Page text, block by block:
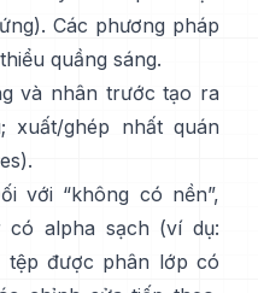
Các phương pháp
quầng sáng.
và nhân trước tạo ra
xuất/ghép nhất quán
).
với “không có nền”,
có alpha sạch (ví dụ:
tệp được phân lớp có